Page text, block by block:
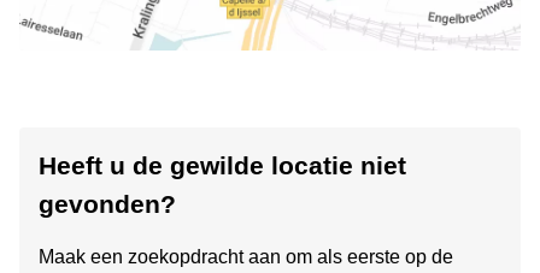
Heeft u de gewilde locatie niet
gevonden?
Maak een zoekopdracht aan om als eerste op de